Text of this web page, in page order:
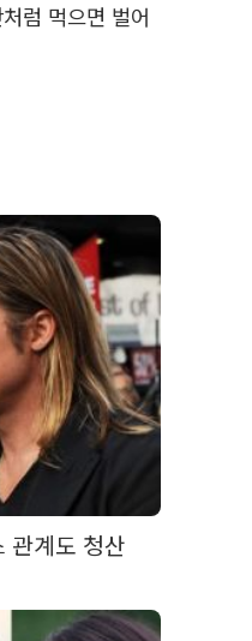
럼 먹으면 벌어
관계도 청산